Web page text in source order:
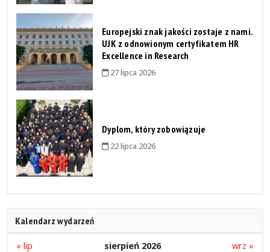
Europejski znak jakości zostaje z nami.
UJK z odnowionym certyfikatem HR
Excellence in Research
27 lipca 2026
Dyplom, który zobowiązuje
22 lipca 2026
Kalendarz wydarzeń
« lip sierpień 2026
wrz »